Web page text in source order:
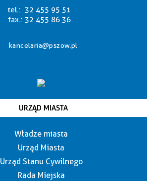
tel.: 32 455 95 51
fax.: 32 455 86 36
kancelaria@pszow.pl
URZĄD MIASTA
Władze miasta
Urząd Miasta
Urząd Stanu Cywilnego
Rada Miejska